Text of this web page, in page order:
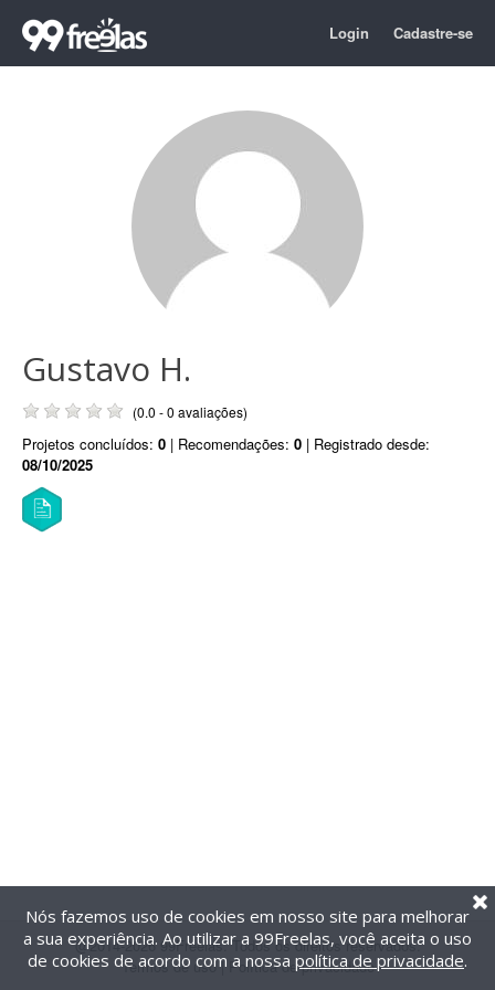
Login Cadastre-se
Gustavo H.
(0.0 - 0 avaliações)
Projetos concluídos: 0 | Recomendações: 0 | Registrado desde:
08/10/2025
@2014-2026 99Freelas. Todos os direitos reservados.
Termos de uso| Política de privacidade
Nós fazemos uso de cookies em nosso site para melhorar
a sua experiência. Ao utilizar a 99Freelas, você aceita o uso
de cookies de acordo com a nossa política de privacidade.